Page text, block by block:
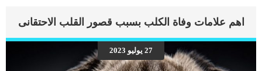
اهم علامات وفاة الكلب بسبب قصور القلب الاحتقانى
27 يوليو 2023